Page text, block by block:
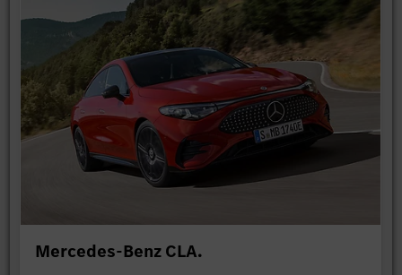
Mercedes-Benz CLA.